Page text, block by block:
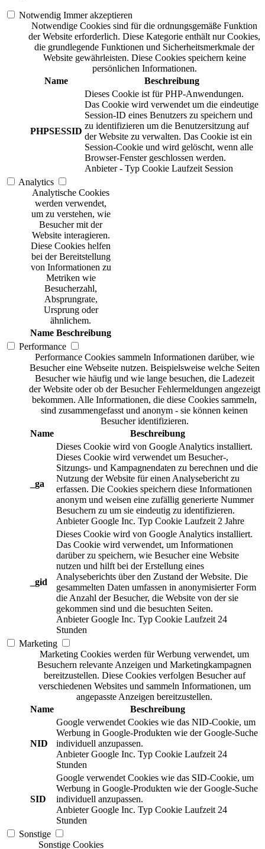
Notwendig Immer akzeptieren
Notwendige Cookies sind für die ordnungsgemäße Funktion
der Website erforderlich. Diese Kategorie enthält nur Cookies,
die grundlegende Funktionen und Sicherheitsmerkmale der
Website gewährleisten. Diese Cookies speichern keine
persönlichen Informationen.
Name
Beschreibung
PHPSESSID
Dieses Cookie ist für PHP-Anwendungen.
Das Cookie wird verwendet um die eindeutige
Session-ID eines Benutzers zu speichern und
zu identifizieren um die Benutzersitzung auf
der Website zu verwalten. Das Cookie ist ein
Session-Cookie und wird gelöscht, wenn alle
Browser-Fenster geschlossen werden.
Anbieter - Typ Cookie Laufzeit Session
Analytics
Analytische Cookies
werden verwendet,
um zu verstehen, wie
Besucher mit der
Website interagieren.
Diese Cookies helfen
bei der Bereitstellung
von Informationen zu
Metriken wie
Besucherzahl,
Absprungrate,
Ursprung oder
ähnlichem.
Name Beschreibung
Performance
Performance Cookies sammeln Informationen darüber, wie
Besucher eine Webseite nutzen. Beispielsweise welche Seiten
Besucher wie häufig und wie lange besuchen, die Ladezeit
der Website oder ob der Besucher Fehlermeldungen angezeigt
bekommen. Alle Informationen, die diese Cookies sammeln,
sind zusammengefasst und anonym - sie können keinen
Besucher identifizieren.
Name
Beschreibung
_ga
Dieses Cookie wird von Google Analytics installiert.
Dieses Cookie wird verwendet um Besucher-,
Sitzungs- und Kampagnendaten zu berechnen und die
Nutzung der Website für einen Analysebericht zu
erfassen. Die Cookies speichern diese Informationen
anonym und weisen eine zufällig generierte Nummer
Besuchern zu um sie eindeutig zu identifizieren.
Anbieter Google Inc. Typ Cookie Laufzeit 2 Jahre
_gid
Dieses Cookie wird von Google Analytics installiert.
Das Cookie wird verwendet, um Informationen
darüber zu speichern, wie Besucher eine Website
nutzen und hilft bei der Erstellung eines
Analyseberichts über den Zustand der Website. Die
gesammelten Daten umfassen in anonymisierter Form
die Anzahl der Besucher, die Website von der sie
gekommen sind und die besuchten Seiten.
Anbieter Google Inc. Typ Cookie Laufzeit 24
Stunden
Marketing
Marketing Cookies werden für Werbung verwendet, um
Besuchern relevante Anzeigen und Marketingkampagnen
bereitzustellen. Diese Cookies verfolgen Besucher auf
verschiedenen Websites und sammeln Informationen, um
angepasste Anzeigen bereitzustellen.
Name
Beschreibung
NID
Google verwendet Cookies wie das NID-Cookie, um
Werbung in Google-Produkten wie der Google-Suche
individuell anzupassen.
Anbieter Google Inc. Typ Cookie Laufzeit 24
Stunden
SID
Google verwendet Cookies wie das SID-Cookie, um
Werbung in Google-Produkten wie der Google-Suche
individuell anzupassen.
Anbieter Google Inc. Typ Cookie Laufzeit 24
Stunden
Sonstige
Sonstige Cookies